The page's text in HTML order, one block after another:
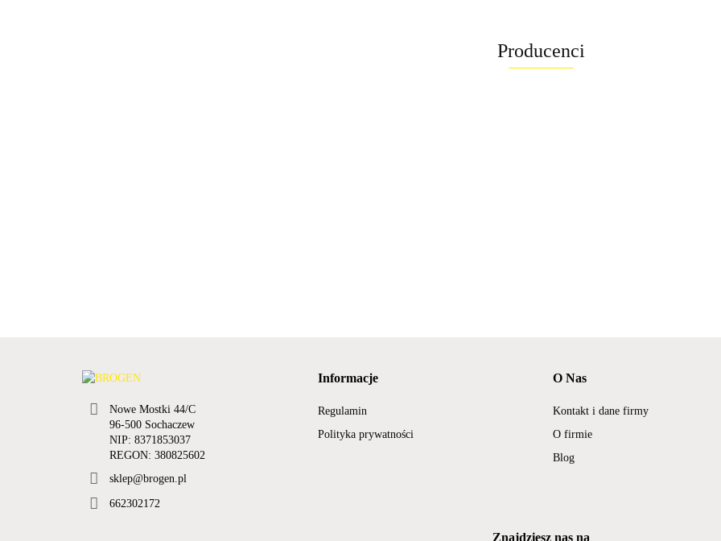
Producenci
Nowe Mostki 44/C
96-500 Sochaczew
NIP: 8371853037
REGON: 380825602
sklep@brogen.pl
662302172
Informacje
Regulamin
Polityka prywatności
O Nas
Kontakt i dane firmy
O firmie
Blog
Znajdziesz nas na